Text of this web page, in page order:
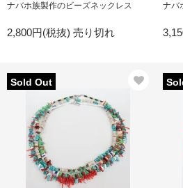
ナバホ族製作のビーズネックレス
2,800円(税抜) 売り切れ
ナバ
Sold Out